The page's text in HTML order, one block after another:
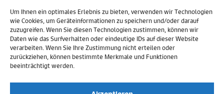
Um Ihnen ein optimales Erlebnis zu bieten, verwenden wir Technologien
wie Cookies, um Geräteinformationen zu speichern und/oder darauf
zuzugreifen. Wenn Sie diesen Technologien zustimmen, können wir
Daten wie das Surfverhalten oder eindeutige IDs auf dieser Website
verarbeiten. Wenn Sie Ihre Zustimmung nicht erteilen oder
zurückziehen, können bestimmte Merkmale und Funktionen
beeinträchtigt werden.
Datenschutz
Widerruf
Zahlungsweisen
Versand & Lieferung